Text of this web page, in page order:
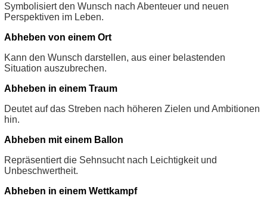
Symbolisiert den Wunsch nach Abenteuer und neuen
Perspektiven im Leben.
Abheben von einem Ort
Kann den Wunsch darstellen, aus einer belastenden
Situation auszubrechen.
Abheben in einem Traum
Deutet auf das Streben nach höheren Zielen und Ambitionen
hin.
Abheben mit einem Ballon
Repräsentiert die Sehnsucht nach Leichtigkeit und
Unbeschwertheit.
Abheben in einem Wettkampf